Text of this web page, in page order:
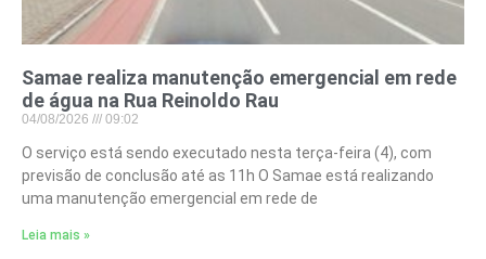
Samae realiza manutenção emergencial em rede
de água na Rua Reinoldo Rau
04/08/2026 09:02
O serviço está sendo executado nesta terça-feira (4), com
previsão de conclusão até as 11h O Samae está realizando
uma manutenção emergencial em rede de
Leia mais »